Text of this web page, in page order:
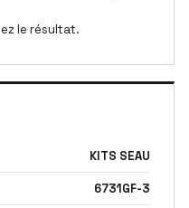
le résultat.
KITS SEAU
6731GF-3